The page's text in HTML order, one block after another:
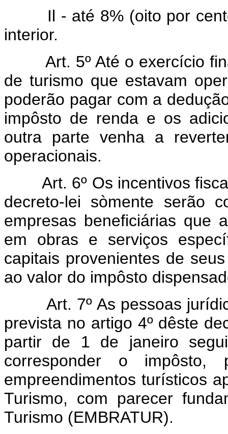
Il - até 8% (oito por
interior.
Art. 5º Até o exercício
de turismo que estavam
poderão pagar com a
impôsto de renda e os
outra parte venha a
operacionais.
Art. 6º Os incentivos
decreto-lei sòmente serão
empresas beneficiárias que
em obras e serviços
capitais provenientes de
ao valor do impôsto
Art. 7º As pessoas
prevista no artigo 4º dêste
partir de 1 de janeiro
corresponder o
empreendimentos turísticos
Turismo, com parecer
Turismo (EMBRATUR).